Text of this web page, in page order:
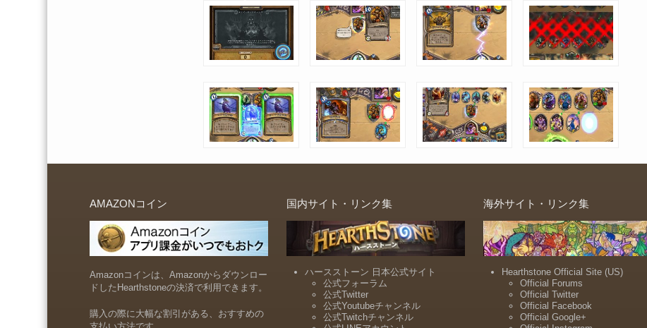
AMAZONコイン
Amazonコインは、Amazonからダウンロー
ドしたHearthstoneの決済で利用できます。
購入の際に大幅な割引がある、おすすめの
国内サイト・リンク集
ハースストーン 日本公式サイト
公式フォーラム
公式Twitter
公式Youtubeチャンネル
公式Twitchチャンネル
海外サイト・リンク集
Hearthstone Official Site (US)
Official Forums
Official Twitter
Official Facebook
Official Google+